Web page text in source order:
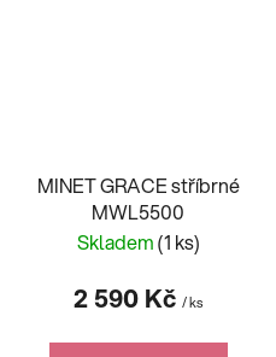
MINET GRACE stříbrné
MWL5500
Skladem(1 ks)
2 590 Kč / ks